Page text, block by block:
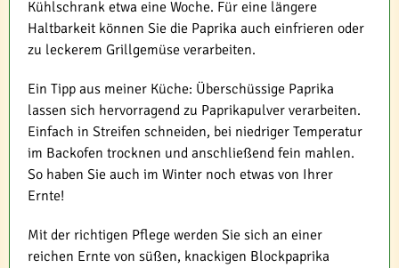
Kühlschrank etwa eine Woche. Für eine längere
Haltbarkeit können Sie die Paprika auch einfrieren oder
zu leckerem Grillgemüse verarbeiten.
Ein Tipp aus meiner Küche: Überschüssige Paprika
lassen sich hervorragend zu Paprikapulver verarbeiten.
Einfach in Streifen schneiden, bei niedriger Temperatur
im Backofen trocknen und anschließend fein mahlen.
So haben Sie auch im Winter noch etwas von Ihrer
Ernte!
Mit der richtigen Pflege werden Sie sich an einer
reichen Ernte von süßen, knackigen Blockpaprika